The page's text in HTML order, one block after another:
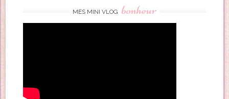
MES MINI VLOG bonheur